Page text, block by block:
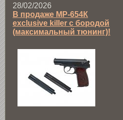
28/02/2026
В продаже МР-654К
exclusive killer с бородой
(максимальный тюнинг)!